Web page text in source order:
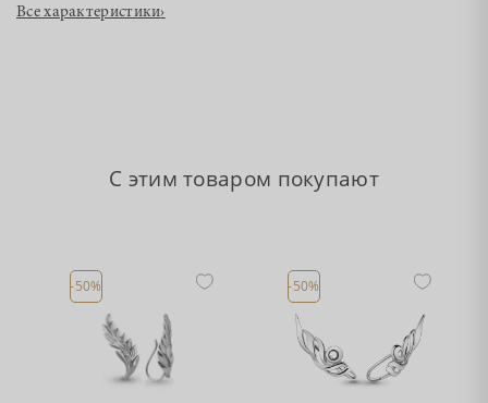
Все характеристики›
С этим товаром покупают
-50% -50%